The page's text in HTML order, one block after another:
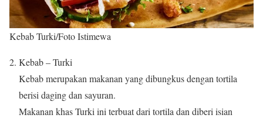
Kebab Turki/Foto Istimewa
Kebab – Turki
Kebab merupakan makanan yang dibungkus dengan tortila
berisi daging dan sayuran.
Makanan khas Turki ini terbuat dari tortila dan diberi isian